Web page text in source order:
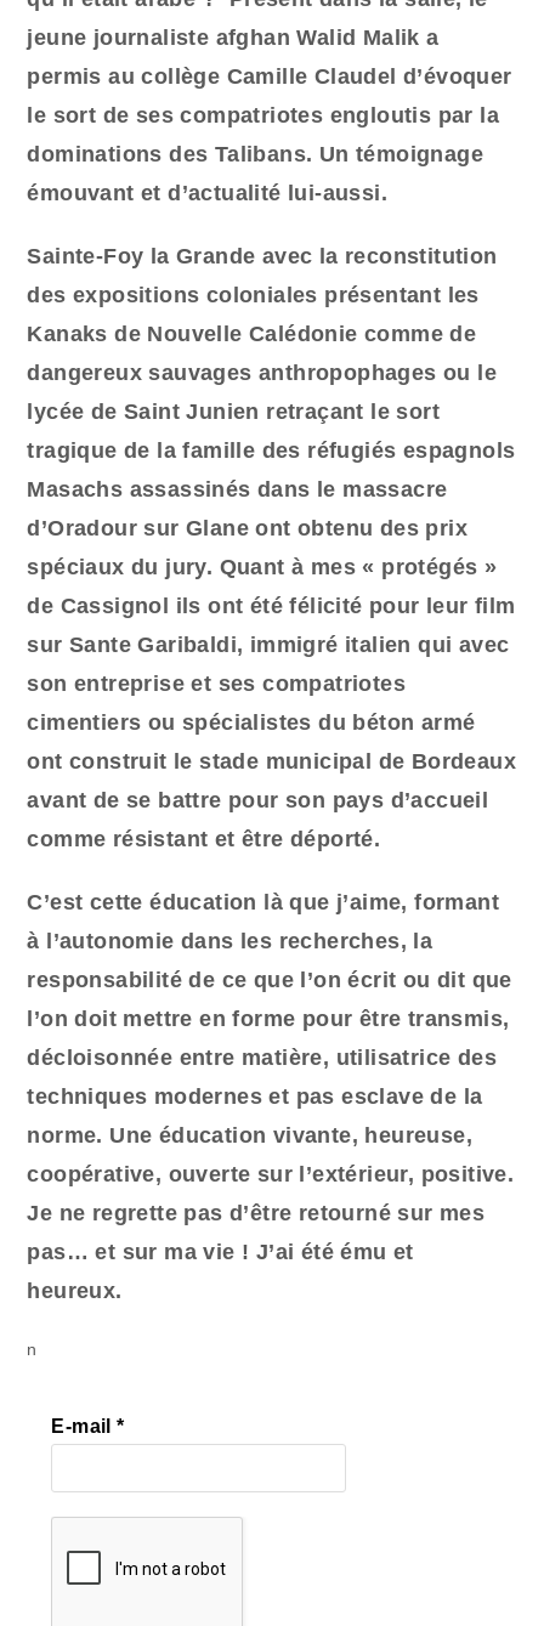
jeune journaliste afghan Walid Malik a
permis au collège Camille Claudel d’évoquer
le sort de ses compatriotes engloutis par la
dominations des Talibans. Un témoignage
émouvant et d’actualité lui-aussi.
Sainte-Foy la Grande avec la reconstitution
des expositions coloniales présentant les
Kanaks de Nouvelle Calédonie comme de
dangereux sauvages anthropophages ou le
lycée de Saint Junien retraçant le sort
tragique de la famille des réfugiés espagnols
Masachs assassinés dans le massacre
d’Oradour sur Glane ont obtenu des prix
spéciaux du jury. Quant à mes « protégés »
de Cassignol ils ont été félicité pour leur film
sur Sante Garibaldi, immigré italien qui avec
son entreprise et ses compatriotes
cimentiers ou spécialistes du béton armé
ont construit le stade municipal de Bordeaux
avant de se battre pour son pays d’accueil
comme résistant et être déporté.
C’est cette éducation là que j’aime, formant
à l’autonomie dans les recherches, la
responsabilité de ce que l’on écrit ou dit que
l’on doit mettre en forme pour être transmis,
décloisonnée entre matière, utilisatrice des
techniques modernes et pas esclave de la
norme. Une éducation vivante, heureuse,
coopérative, ouverte sur l’extérieur, positive.
Je ne regrette pas d’être retourné sur mes
pas… et sur ma vie ! J’ai été ému et
heureux.
n
E-mail*